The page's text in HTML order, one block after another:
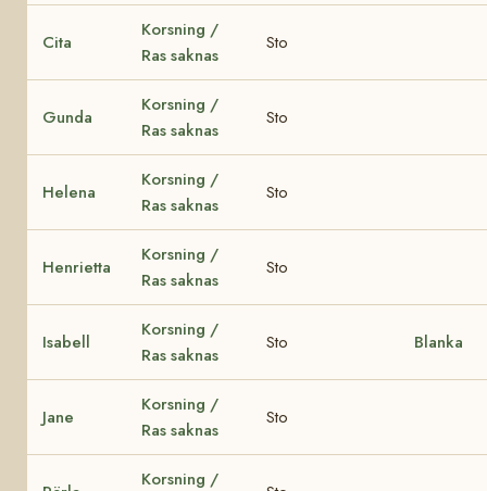
Cita
Korsning /
Ras saknas
Sto
Gunda
Korsning /
Ras saknas
Sto
Helena
Korsning /
Ras saknas
Sto
Henrietta
Korsning /
Ras saknas
Sto
Isabell
Korsning /
Ras saknas
Sto Blanka
Jane
Korsning /
Ras saknas
Sto
Korsning /